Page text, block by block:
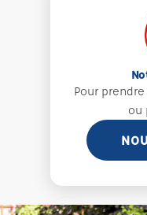
Pour
ou